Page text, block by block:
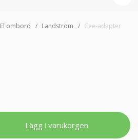
El ombord Landström Cee-adapter
Lägg i varukorgen